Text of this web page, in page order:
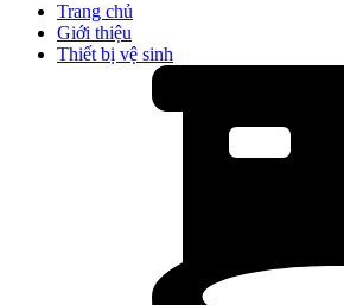
Trang chủ
Giới thiệu
Thiết bị vệ sinh